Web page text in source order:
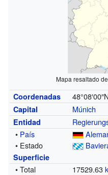
Mapa resaltado
Coordenadas
Capital Múnich
Entidad
• País
• Estado
Superficie
• Total 17529.63